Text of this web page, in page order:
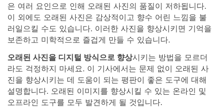
은 여러 요인으로 인해 오래된 사진의 품질이 저하됩니다.
이 외에도 오래된 사진은 감상적이고 향수 어린 느낌을 불
러일으킬 수도 있습니다. 이러한 사진을 향상시키면 기억을
보존하고 미학적으로 즐겁게 만들 수 있습니다.
오래된 사진을 디지털 방식으로 향상시키는 방법을 모르더
라도 걱정하지 마세요. 이 기사에서는 문제 없이 오래된 사
진을 향상시키는 데 도움이 되는 평판이 좋은 도구에 대해
설명합니다. 오래된 이미지를 향상시킬 수 있는 온라인 및
오프라인 도구를 모두 발견하게 될 것입니다.